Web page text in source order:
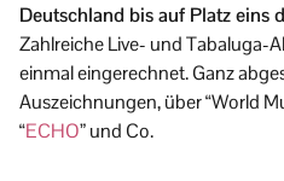
Deutschland bis auf Platz eins
Zahlreiche Live- und Tabaluga-
einmal eingerechnet. Ganz
Auszeichnungen, über “World
“ECHO” und Co.